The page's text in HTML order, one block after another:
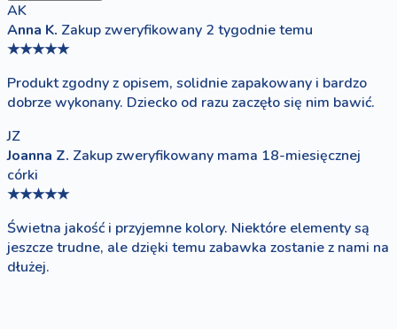
AK
Anna K. Zakup zweryfikowany 2 tygodnie temu
★★★★★
Produkt zgodny z opisem, solidnie zapakowany i bardzo
dobrze wykonany. Dziecko od razu zaczęło się nim bawić.
JZ
Joanna Z. Zakup zweryfikowany mama 18-miesięcznej
córki
★★★★★
Świetna jakość i przyjemne kolory. Niektóre elementy są
jeszcze trudne, ale dzięki temu zabawka zostanie z nami na
dłużej.